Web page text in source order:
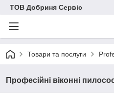
ТОВ Добриня Сервіс
Товари та послуги
Професійні віконні